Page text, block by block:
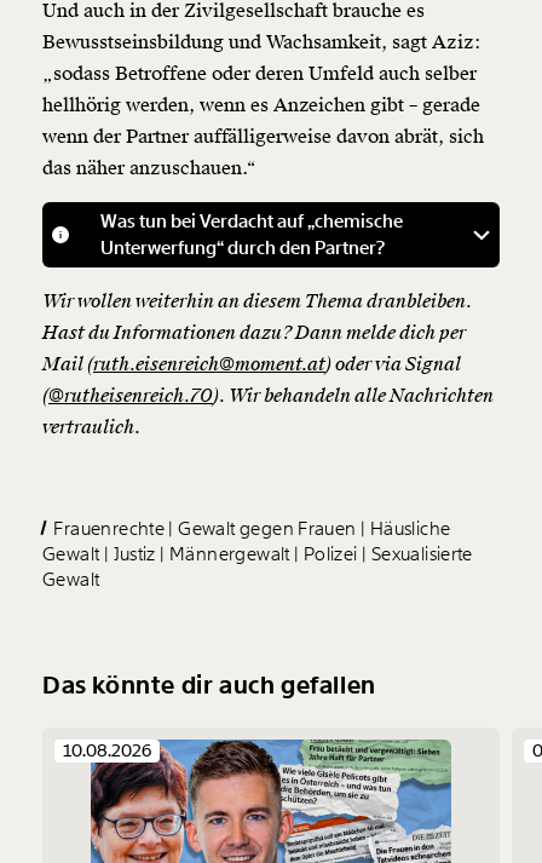
Und auch in der Zivilgesellschaft brauche es
Bewusstseinsbildung und Wachsamkeit, sagt Aziz:
„sodass Betroffene oder deren Umfeld auch selber
hellhörig werden, wenn es Anzeichen gibt – gerade
wenn der Partner auffälligerweise davon abrät, sich
das näher anzuschauen.“
i
Was tun bei Verdacht auf „chemische
Unterwerfung“ durch den Partner?
Ob Gisèle Pelicot in Avignon, „Daniela
Gruber“ in Niederösterreich oder
„Marlene“ in Niedersachsen: Sie alle
ahnten nicht, was ihre damaligen Partner
Nachhinein durch die Verbrechen erklären
ließen. Dazu gehörten recht allgemeine
Symptome wie Kopfschmerzen,
Betroffenen schliefen ohne ersichtlichen
Grund teils bis zum Nachmittag),
Gedächtnislücken, ein Bleigeschmack im
Mund, gynäkologische Beschwerden oder
Schmerzen im Unterleib.
Was kannst du tun, falls du den Verdacht
Wir wollen weiterhin an diesem Thema dranbleiben.
Hast du Informationen dazu? Dann melde dich per
Mail (ruth.eisenreich@moment.at) oder via Signal
(@rutheisenreich.70). Wir behandeln alle Nachrichten
vertraulich.
Frauenrechte Gewalt gegen Frauen
Häusliche
Gewalt Justiz Männergewalt Polizei Sexualisierte
Gewalt
Das könnte dir auch gefallen
10.08.2026